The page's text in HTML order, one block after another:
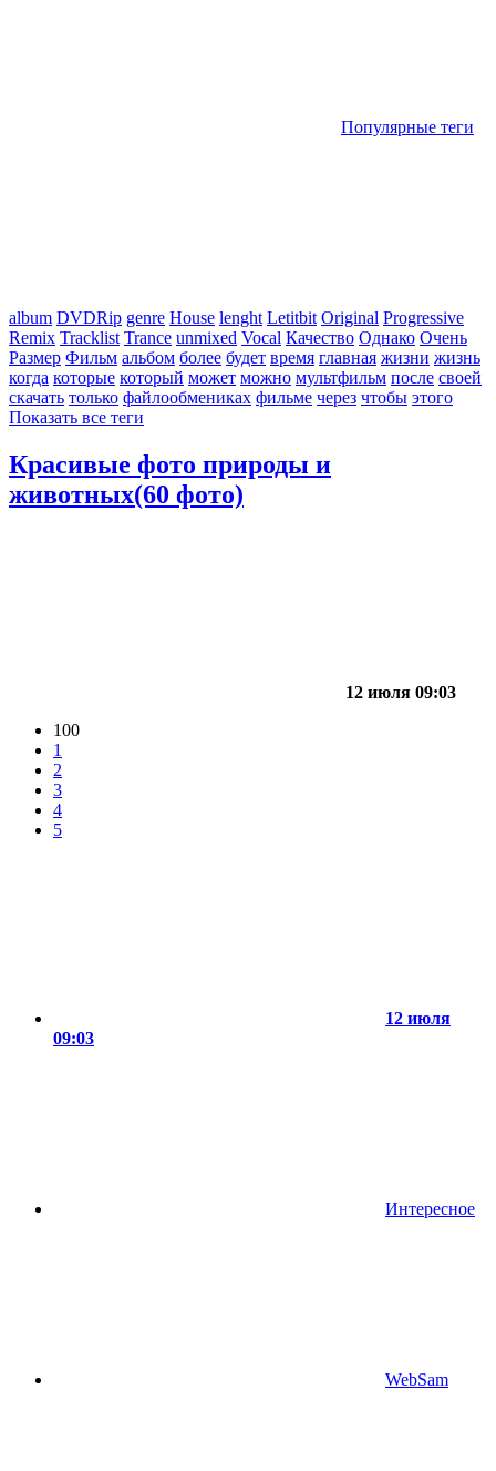
Популярные теги
album DVDRip genre House lenght Letitbit Original Progressive
Remix Tracklist Trance unmixed Vocal Качество Однако Очень
Размер Фильм альбом более будет время главная жизни жизнь
когда которые который может можно мультфильм после своей
скачать только файлообмениках фильме через чтобы этого
Показать все теги
Красивые фото природы и
животных(60 фото)
12 июля 09:03
100
1
2
3
4
5
12 июля
09:03
Интересное
WebSam